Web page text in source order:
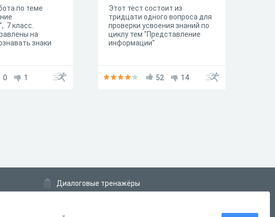
по теме
7 класс.
на
знаки
0 1
Этот тест состоит из
тридцати одного вопроса для
проверки усвоения знаний по
циклу тем "Представление
информации"
52 14
Диалоговые тренажёры